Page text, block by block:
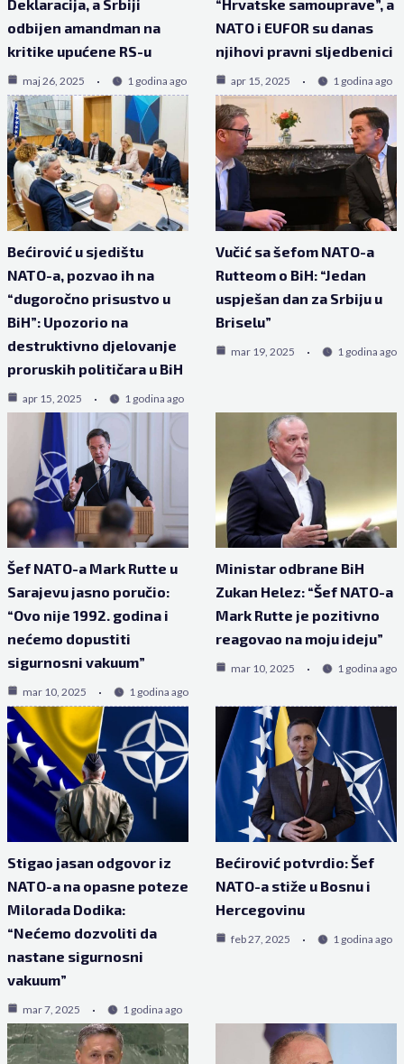
Deklaracija, a Srbiji
odbijen amandman na
kritike upućene RS-u
maj 26, 2025 1 godina ago
“Hrvatske samouprave”, a
NATO i EUFOR su danas
njihovi pravni sljedbenici
apr 15, 2025 1 godina ago
Bećirović u sjedištu
NATO-a, pozvao ih na
“dugoročno prisustvo u
BiH”: Upozorio na
destruktivno djelovanje
proruskih političara u BiH
apr 15, 2025 1 godina ago
Vučić sa šefom NATO-a
Rutteom o BiH: “Jedan
uspješan dan za Srbiju u
Briselu”
mar 19, 2025 1 godina ago
Šef NATO-a Mark Rutte u
Sarajevu jasno poručio:
“Ovo nije 1992. godina i
nećemo dopustiti
sigurnosni vakuum”
mar 10, 2025 1 godina ago
Ministar odbrane BiH
Zukan Helez: “Šef NATO-a
Mark Rutte je pozitivno
reagovao na moju ideju”
mar 10, 2025 1 godina ago
Stigao jasan odgovor iz
NATO-a na opasne poteze
Milorada Dodika:
“Nećemo dozvoliti da
nastane sigurnosni
vakuum”
mar 7, 2025 1 godina ago
Bećirović potvrdio: Šef
NATO-a stiže u Bosnu i
Hercegovinu
feb 27, 2025 1 godina ago